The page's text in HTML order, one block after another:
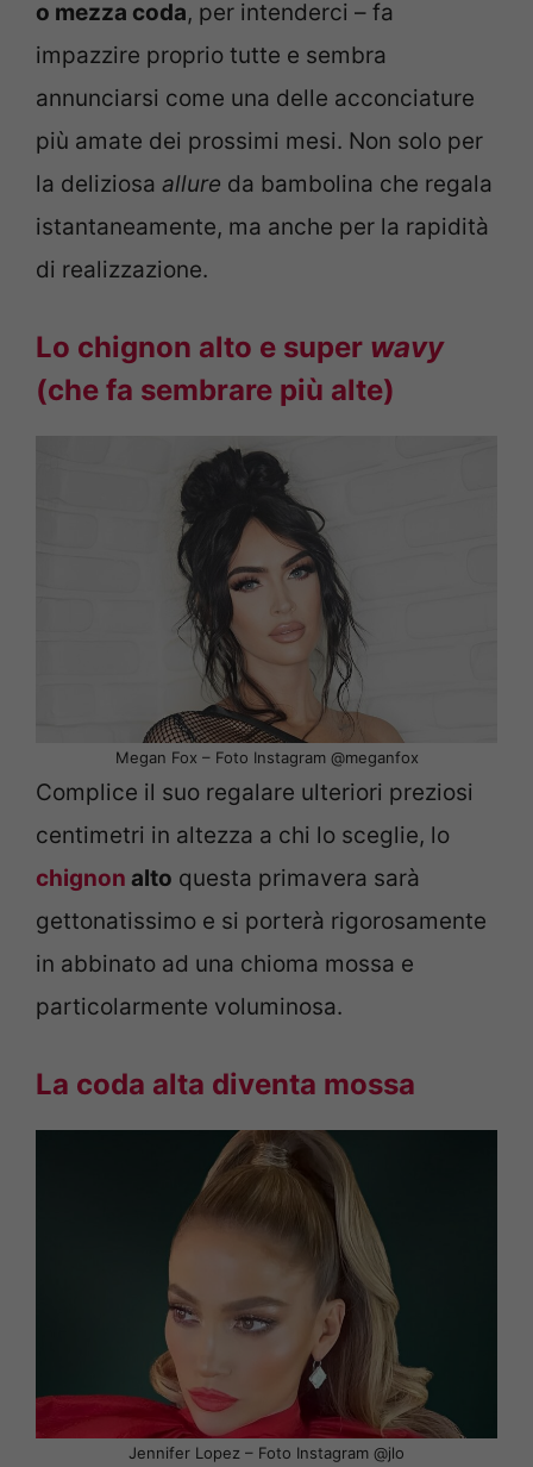
o mezza coda, per intenderci – fa
impazzire proprio tutte e sembra
annunciarsi come una delle acconciature
più amate dei prossimi mesi. Non solo per
la deliziosa allure da bambolina che regala
istantaneamente, ma anche per la rapidità
di realizzazione.
Lo chignon alto e super wavy
(che fa sembrare più alte)
Megan Fox – Foto Instagram @meganfox
Complice il suo regalare ulteriori preziosi
centimetri in altezza a chi lo sceglie, lo
chignon alto questa primavera sarà
gettonatissimo e si porterà rigorosamente
in abbinato ad una chioma mossa e
particolarmente voluminosa.
La coda alta diventa mossa
Jennifer Lopez – Foto Instagram @jlo